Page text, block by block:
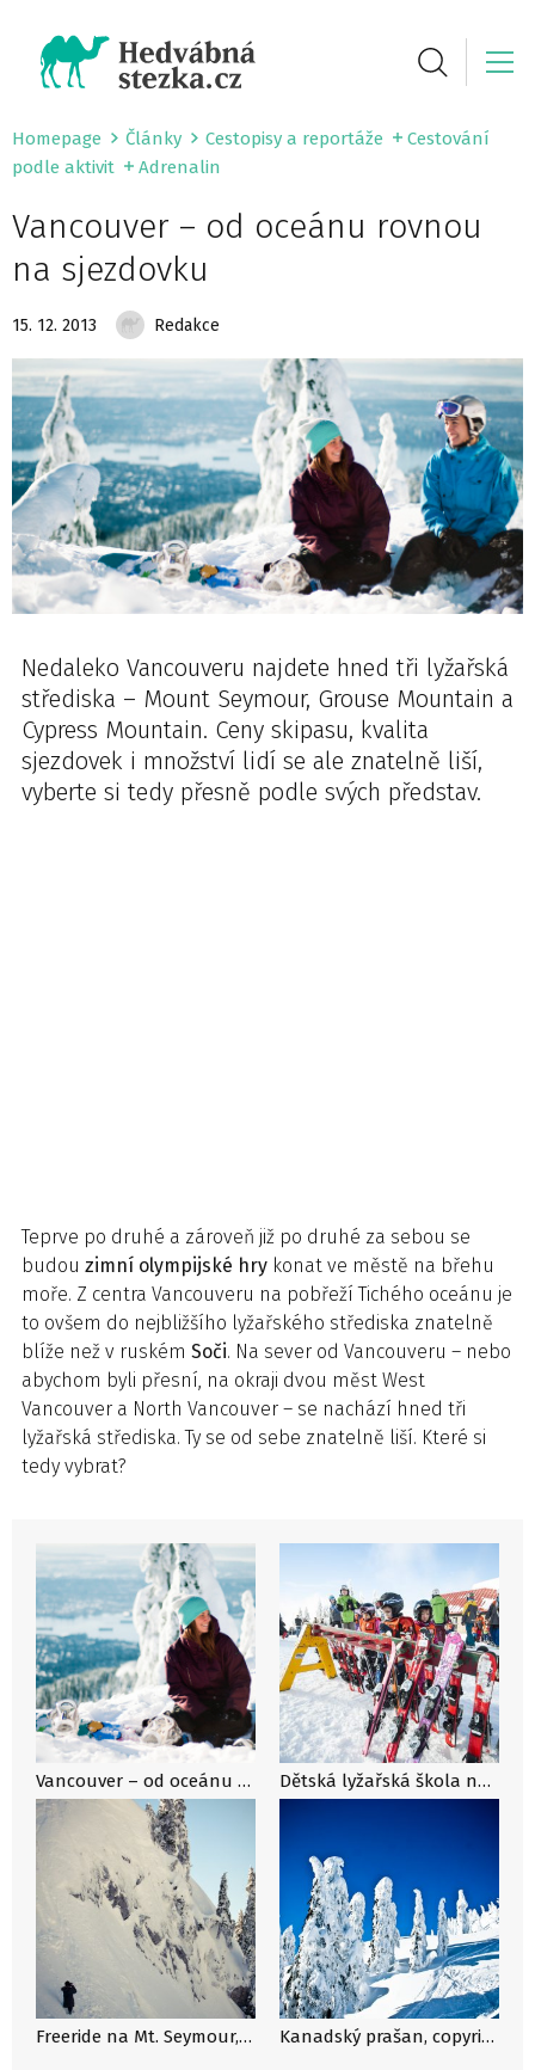
Homepage Články Cestopisy a reportáže
Cestování
podle aktivit
Adrenalin
Vancouver – od oceánu rovnou
na sjezdovku
15. 12. 2013 Redakce
Nedaleko Vancouveru najdete hned tři lyžařská
střediska – Mount Seymour, Grouse Mountain a
Cypress Mountain. Ceny skipasu, kvalita
sjezdovek i množství lidí se ale znatelně liší,
vyberte si tedy přesně podle svých představ.
Teprve po druhé a zároveň již po druhé za sebou se
budou zimní olympijské hry konat ve městě na břehu
moře. Z centra Vancouveru na pobřeží Tichého oceánu je
to ovšem do nejbližšího lyžařského střediska znatelně
blíže než v ruském Soči. Na sever od Vancouveru – nebo
abychom byli přesní, na okraji dvou měst West
Vancouver a North Vancouver – se nachází hned tři
lyžařská střediska. Ty se od sebe znatelně liší. Které si
tedy vybrat?
Vancouver – od oceánu rovnou na sjezdovku Dětská lyžařská škola na Mt. Seymour, copyright Zach Copland
Freeride na Mt. Seymour, copyright: Evan Beer Kanadský prašan, copyright: Evan Beer